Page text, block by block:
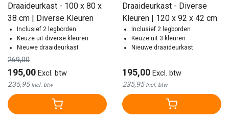
Draaideurkast - 100 x 80 x
38 cm | Diverse Kleuren
Inclusief 2 legborden
Keuze uit diverse kleuren
Nieuwe draaideurkast
269,00
195,00 Excl. btw
235,95Incl. btw
Draaideurkast - Diverse
Kleuren | 120 x 92 x 42 cm
Inclusief 2 legborden
Keuze uit 3 kleuren
Nieuwe draaideurkast
195,00 Excl. btw
235,95Incl. btw